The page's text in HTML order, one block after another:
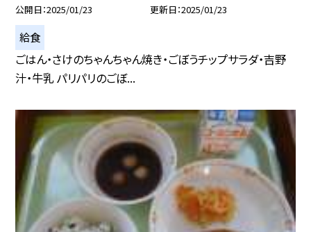
公開日 2025/01/23 更新日 2025/01/23
給食
ごはん・さけのちゃんちゃん焼き・ごぼうチップサラダ・吉野
汁・牛乳 パリパリのごぼ...